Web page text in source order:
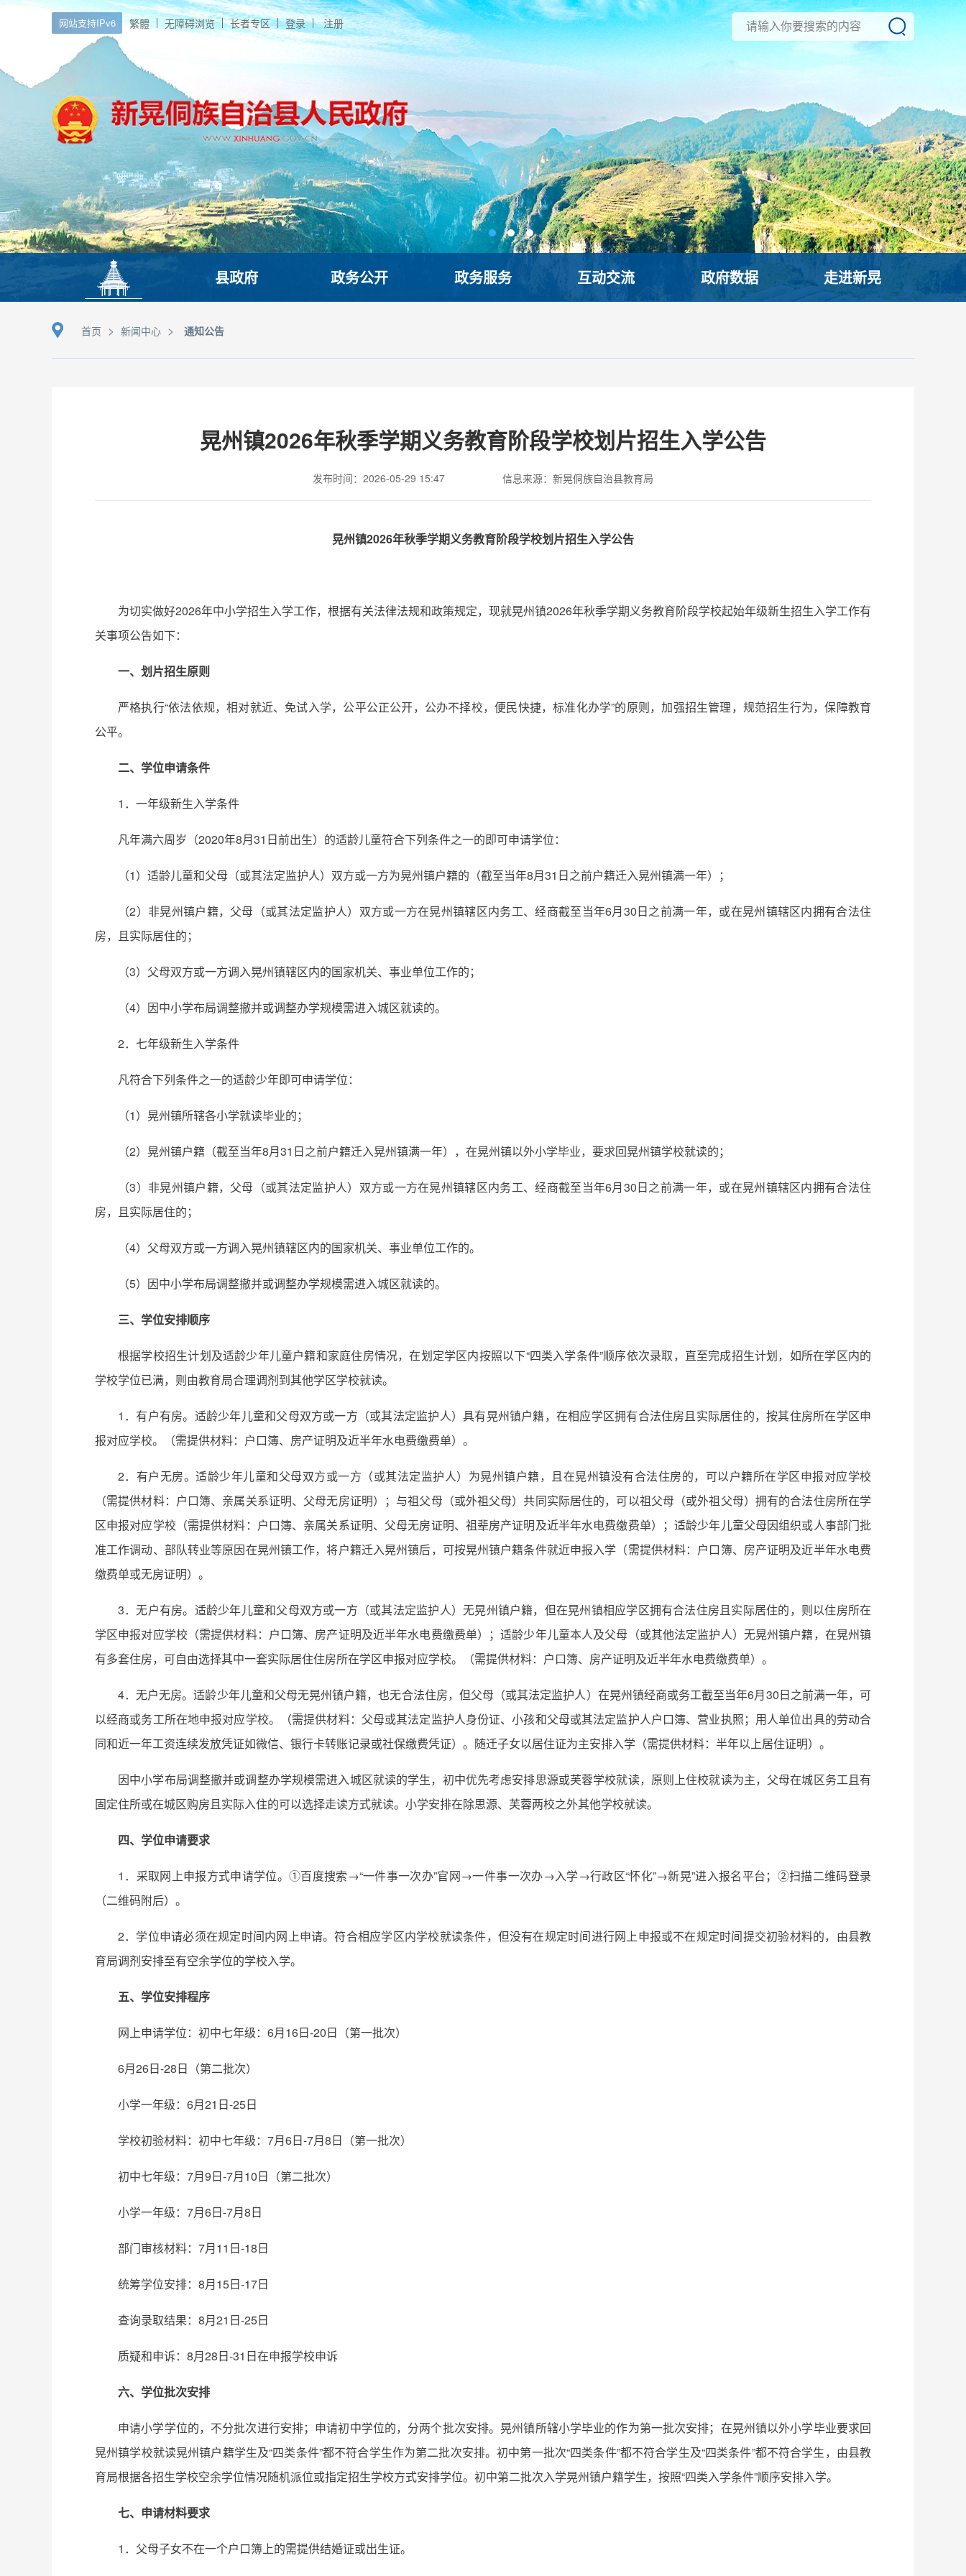
网站支持IPv6 繁體 无障碍浏览 长者专区 登录 注册
县政府 政务公开 政务服务 互动交流 政府数据 走进新晃
首页 > 新闻中心 > 通知公告
晃州镇2026年秋季学期义务教育阶段学校划片招生入学公告
发布时间：2026-05-29 15:47 信息来源：新晃侗族自治县教育局
晃州镇2026年秋季学期义务教育阶段学校划片招生入学公告
为切实做好2026年中小学招生入学工作，根据有关法律法规和政策规定，现就晃州镇2026年秋季学期义务教育阶段学校起始年级新生招生入学工作有
关事项公告如下：
一、划片招生原则
严格执行“依法依规，相对就近、免试入学，公平公正公开，公办不择校，便民快捷，标准化办学”的原则，加强招生管理，规范招生行为，保障教育
公平。
二、学位申请条件
1．一年级新生入学条件
凡年满六周岁（2020年8月31日前出生）的适龄儿童符合下列条件之一的即可申请学位：
（1）适龄儿童和父母（或其法定监护人）双方或一方为晃州镇户籍的（截至当年8月31日之前户籍迁入晃州镇满一年）；
（2）非晃州镇户籍，父母（或其法定监护人）双方或一方在晃州镇辖区内务工、经商截至当年6月30日之前满一年，或在晃州镇辖区内拥有合法住
房，且实际居住的；
（3）父母双方或一方调入晃州镇辖区内的国家机关、事业单位工作的；
（4）因中小学布局调整撤并或调整办学规模需进入城区就读的。
2．七年级新生入学条件
凡符合下列条件之一的适龄少年即可申请学位：
（1）晃州镇所辖各小学就读毕业的；
（2）晃州镇户籍（截至当年8月31日之前户籍迁入晃州镇满一年），在晃州镇以外小学毕业，要求回晃州镇学校就读的；
（3）非晃州镇户籍，父母（或其法定监护人）双方或一方在晃州镇辖区内务工、经商截至当年6月30日之前满一年，或在晃州镇辖区内拥有合法住
房，且实际居住的；
（4）父母双方或一方调入晃州镇辖区内的国家机关、事业单位工作的。
（5）因中小学布局调整撤并或调整办学规模需进入城区就读的。
三、学位安排顺序
根据学校招生计划及适龄少年儿童户籍和家庭住房情况，在划定学区内按照以下“四类入学条件”顺序依次录取，直至完成招生计划，如所在学区内的
学校学位已满，则由教育局合理调剂到其他学区学校就读。
1．有户有房。适龄少年儿童和父母双方或一方（或其法定监护人）具有晃州镇户籍，在相应学区拥有合法住房且实际居住的，按其住房所在学区申
报对应学校。（需提供材料：户口簿、房产证明及近半年水电费缴费单）。
2．有户无房。适龄少年儿童和父母双方或一方（或其法定监护人）为晃州镇户籍，且在晃州镇没有合法住房的，可以户籍所在学区申报对应学校
（需提供材料：户口簿、亲属关系证明、父母无房证明）；与祖父母（或外祖父母）共同实际居住的，可以祖父母（或外祖父母）拥有的合法住房所在学
区申报对应学校（需提供材料：户口簿、亲属关系证明、父母无房证明、祖辈房产证明及近半年水电费缴费单）；适龄少年儿童父母因组织或人事部门批
准工作调动、部队转业等原因在晃州镇工作，将户籍迁入晃州镇后，可按晃州镇户籍条件就近申报入学（需提供材料：户口簿、房产证明及近半年水电费
缴费单或无房证明）。
3．无户有房。适龄少年儿童和父母双方或一方（或其法定监护人）无晃州镇户籍，但在晃州镇相应学区拥有合法住房且实际居住的，则以住房所在
学区申报对应学校（需提供材料：户口簿、房产证明及近半年水电费缴费单）；适龄少年儿童本人及父母（或其他法定监护人）无晃州镇户籍，在晃州镇
有多套住房，可自由选择其中一套实际居住住房所在学区申报对应学校。（需提供材料：户口簿、房产证明及近半年水电费缴费单）。
4．无户无房。适龄少年儿童和父母无晃州镇户籍，也无合法住房，但父母（或其法定监护人）在晃州镇经商或务工截至当年6月30日之前满一年，可
以经商或务工所在地申报对应学校。（需提供材料：父母或其法定监护人身份证、小孩和父母或其法定监护人户口簿、营业执照；用人单位出具的劳动合
同和近一年工资连续发放凭证如微信、银行卡转账记录或社保缴费凭证）。随迁子女以居住证为主安排入学（需提供材料：半年以上居住证明）。
因中小学布局调整撤并或调整办学规模需进入城区就读的学生，初中优先考虑安排思源或芙蓉学校就读，原则上住校就读为主，父母在城区务工且有
固定住所或在城区购房且实际入住的可以选择走读方式就读。小学安排在除思源、芙蓉两校之外其他学校就读。
四、学位申请要求
1．采取网上申报方式申请学位。①百度搜索→“一件事一次办”官网→一件事一次办→入学→行政区“怀化”→新晃”进入报名平台；②扫描二维码登录
（二维码附后）。
2．学位申请必须在规定时间内网上申请。符合相应学区内学校就读条件，但没有在规定时间进行网上申报或不在规定时间提交初验材料的，由县教
育局调剂安排至有空余学位的学校入学。
五、学位安排程序
网上申请学位：初中七年级：6月16日-20日（第一批次）
6月26日-28日（第二批次）
小学一年级：6月21日-25日
学校初验材料：初中七年级：7月6日-7月8日（第一批次）
初中七年级：7月9日-7月10日（第二批次）
小学一年级：7月6日-7月8日
部门审核材料：7月11日-18日
统筹学位安排：8月15日-17日
查询录取结果：8月21日-25日
质疑和申诉：8月28日-31日在申报学校申诉
六、学位批次安排
申请小学学位的，不分批次进行安排；申请初中学位的，分两个批次安排。晃州镇所辖小学毕业的作为第一批次安排；在晃州镇以外小学毕业要求回
晃州镇学校就读晃州镇户籍学生及“四类条件”都不符合学生作为第二批次安排。初中第一批次“四类条件”都不符合学生及“四类条件”都不符合学生，由县教
育局根据各招生学校空余学位情况随机派位或指定招生学校方式安排学位。初中第二批次入学晃州镇户籍学生，按照“四类入学条件”顺序安排入学。
七、申请材料要求
1．父母子女不在一个户口簿上的需提供结婚证或出生证。